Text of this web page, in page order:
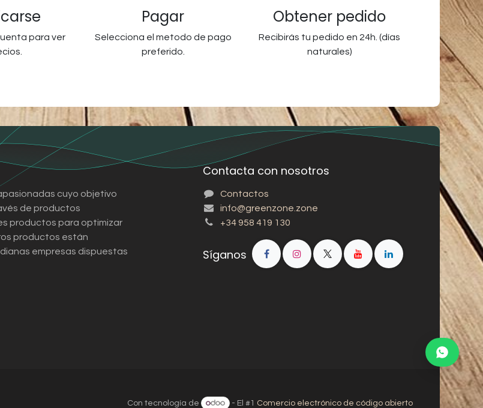
para ver
Pagar
Selecciona el metodo de pago
preferido.
Obtener pedido
Recibirás tu pedido en 24h. (días
naturales)
cuyo objetivo
de productos
productos para optimizar
productos están
empresas dispuestas
Contacta con nosotros
Contactos
info@greenzone.zone
+34 958 419 130
Síganos
Con tecnología de - El #1 Comercio electrónico de código abierto